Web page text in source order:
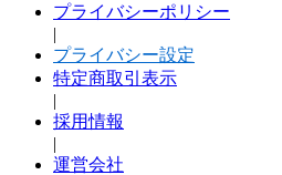
プライバシーポリシー
|
プライバシー設定
特定商取引表示
|
採用情報
|
運営会社